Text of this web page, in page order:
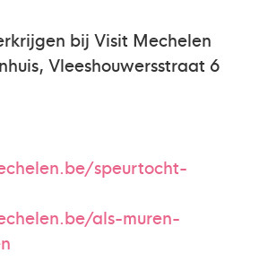
bij Visit Mechelen
Vleeshouwersstraat 6
speurtocht-
als-muren-